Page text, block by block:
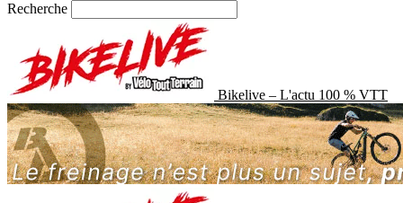
Recherche
Bikelive – L'actu 100 % VTT